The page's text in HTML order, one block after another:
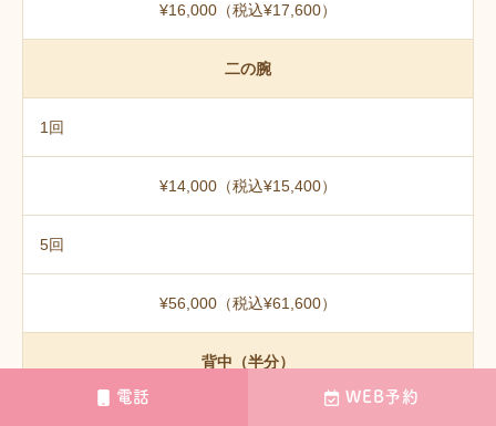
電話 WEB予約
¥16,000（税込¥17,600）
二の腕
1回
¥14,000（税込¥15,400）
5回
¥56,000（税込¥61,600）
背中（半分）